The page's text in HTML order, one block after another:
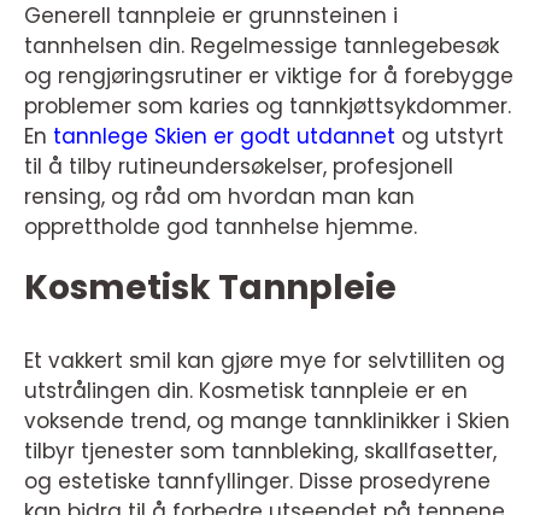
Generell tannpleie er grunnsteinen i
tannhelsen din. Regelmessige tannlegebesøk
og rengjøringsrutiner er viktige for å forebygge
problemer som karies og tannkjøttsykdommer.
En tannlege Skien er godt utdannet og utstyrt
til å tilby rutineundersøkelser, profesjonell
rensing, og råd om hvordan man kan
opprettholde god tannhelse hjemme.
Kosmetisk Tannpleie
Et vakkert smil kan gjøre mye for selvtilliten og
utstrålingen din. Kosmetisk tannpleie er en
voksende trend, og mange tannklinikker i Skien
tilbyr tjenester som tannbleking, skallfasetter,
og estetiske tannfyllinger. Disse prosedyrene